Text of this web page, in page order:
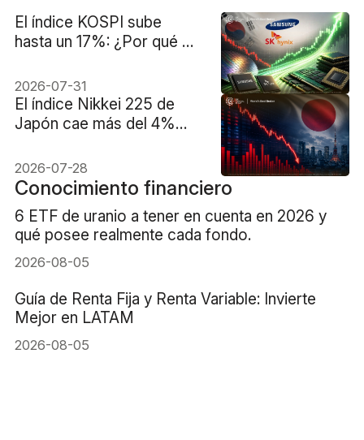
El índice KOSPI sube
hasta un 17%: ¿Por qué el
criptomonedas se
convirtió en una locura
compradora?
2026-07-31
El índice Nikkei 225 de
Japón cae más del 4%
acciones de fabricantes
de chips
2026-07-28
Conocimiento financiero
6 ETF de uranio a tener en cuenta en 2026 y
qué posee realmente cada fondo.
2026-08-05
Guía de Renta Fija y Renta Variable: Invierte
Mejor en LATAM
2026-08-05